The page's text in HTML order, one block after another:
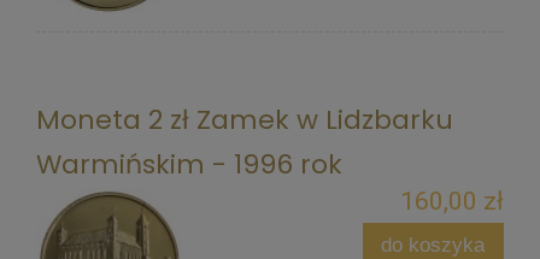
Moneta 2 zł Zamek w Lidzbarku
Warmińskim - 1996 rok
160,00 zł
do koszyka